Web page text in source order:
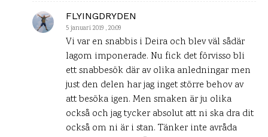
FLYINGDRYDEN
5 januari 2019 , 20:09
Vi var en snabbis i Deira och blev väl sådär
lagom imponerade. Nu fick det förvisso bli
ett snabbesök där av olika anledningar men
just den delen har jag inget större behov av
att besöka igen. Men smaken är ju olika
också och jag tycker absolut att ni ska dra dit
också om ni är i stan. Tänker inte avråda